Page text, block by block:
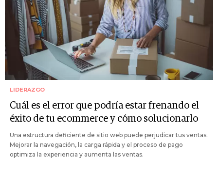
LIDERAZGO
Cuál es el error que podría estar frenando el
éxito de tu ecommerce y cómo solucionarlo
Una estructura deficiente de sitio web puede perjudicar tus ventas.
Mejorar la navegación, la carga rápida y el proceso de pago
optimiza la experiencia y aumenta las ventas.